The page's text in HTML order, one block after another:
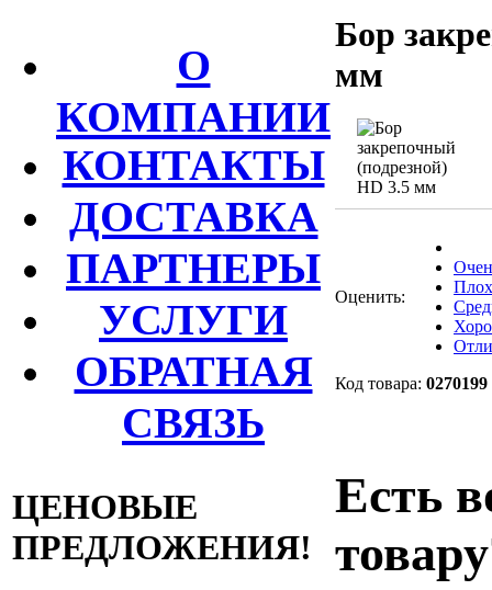
О
КОМПАНИИ
КОНТАКТЫ
ДОСТАВКА
ПАРТНЕРЫ
УСЛУГИ
ОБРАТНАЯ
СВЯЗЬ
ЦЕНОВЫЕ
ПРЕДЛОЖЕНИЯ!
Бор
мм
Оценить:
Код товара: 0270199
Есть